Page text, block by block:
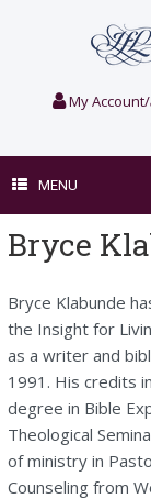
My
MENU
Bryce
Bryce Klabunde
the Insight for
as a writer and
1991. His credits
degree in Bible
Theological
of ministry in
Counseling from